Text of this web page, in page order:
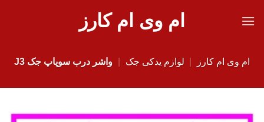
ام وی ام کارز
ام وی ام کارز لوازم یدکی جک واشر درب سوپاپ جک J3